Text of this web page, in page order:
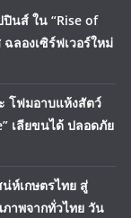
นส์ ใน “Rise of
ลองเซิร์ฟเวอร์ใหม่
โฟมอาบแห้งสัตว์
เลียขนได้ ปลอดภัย
ห์เกษตรไทย สู่
าพจากทั่วไทย วัน